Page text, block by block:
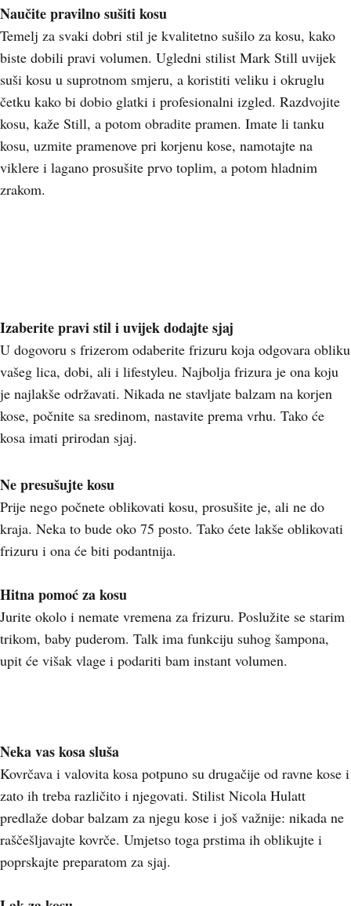
Naučite pravilno sušiti kosu
Temelj za svaki dobri stil je kvalitetno sušilo za kosu, kako
biste dobili pravi volumen. Ugledni stilist Mark Still uvijek
suši kosu u suprotnom smjeru, a koristiti veliku i okruglu
četku kako bi dobio glatki i profesionalni izgled. Razdvojite
kosu, kaže Still, a potom obradite pramen. Imate li tanku
kosu, uzmite pramenove pri korjenu kose, namotajte na
viklere i lagano prosušite prvo toplim, a potom hladnim
zrakom.
Izaberite pravi stil i uvijek dodajte sjaj
U dogovoru s frizerom odaberite frizuru koja odgovara obliku
vašeg lica, dobi, ali i lifestyleu. Najbolja frizura je ona koju
je najlakše održavati. Nikada ne stavljate balzam na korjen
kose, počnite sa sredinom, nastavite prema vrhu. Tako će
kosa imati prirodan sjaj.
Ne presušujte kosu
Prije nego počnete oblikovati kosu, prosušite je, ali ne do
kraja. Neka to bude oko 75 posto. Tako ćete lakše oblikovati
frizuru i ona će biti podantnija.
Hitna pomoć za kosu
Jurite okolo i nemate vremena za frizuru. Poslužite se starim
trikom, baby puderom. Talk ima funkciju suhog šampona,
upit će višak vlage i podariti bam instant volumen.
Neka vas kosa sluša
Kovrčava i valovita kosa potpuno su drugačije od ravne kose i
zato ih treba različito i njegovati. Stilist Nicola Hulatt
predlaže dobar balzam za njegu kose i još važnije: nikada ne
raščešljavajte kovrče. Umjetso toga prstima ih oblikujte i
poprskajte preparatom za sjaj.